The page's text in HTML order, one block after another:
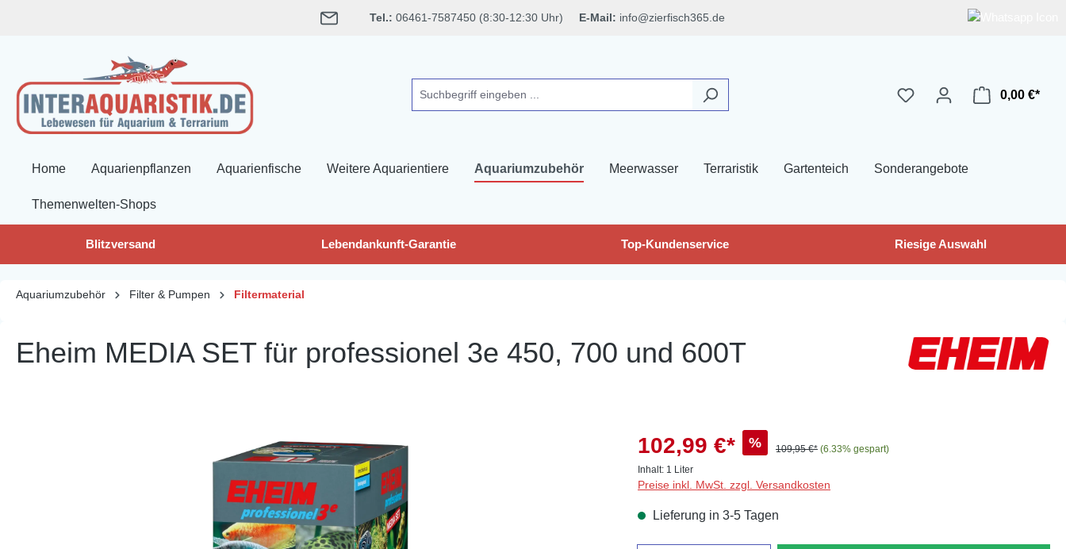
Tel.: 06461-7587450 (8:30-12:30 Uhr) E-Mail: info@zierfisch365.de
0,00 €*
Home Aquarienpflanzen Aquarienfische Weitere Aquarientiere Aquariumzubehör Meerwasser Terraristik Gartenteich Sonderangebote
Themenwelten-Shops
Blitzversand Lebendankunft-Garantie Top-Kundenservice Riesige Auswahl
Aquariumzubehör Filter & Pumpen Filtermaterial
Eheim MEDIA SET für professionel 3e 450, 700 und 600T
102,99 €* % 109,95 €* (6.33% gespart)
Inhalt: 1 Liter
Preise inkl. MwSt. zzgl. Versandkosten
Lieferung in 3-5 Tagen